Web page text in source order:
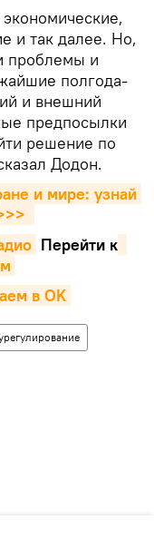
и так далее. Но,
проблемы и
полгода-
и внешний
предпосылки
решение по
Додон.
и мире: узнай
Перейти к
в OK